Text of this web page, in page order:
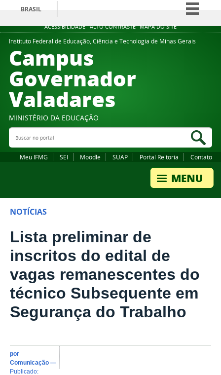
ACESSIBILIDADE ALTO CONTRASTE MAPA DO SITE
BRASIL
Simplifique!
Comunica BR
Instituto Federal de Educação, Ciência e Tecnologia de Minas Gerais
Campus
Governador
Valadares
MINISTÉRIO DA EDUCAÇÃO
Buscar no portal
Meu IFMG SEI Moodle SUAP Portal Reitoria Contato
NOTÍCIAS
Lista preliminar de
inscritos do edital de
vagas remanescentes do
técnico Subsequente em
Segurança do Trabalho
por
Comunicação —
publicado: